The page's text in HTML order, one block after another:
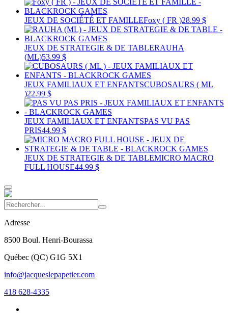
JEUX DE SOCIÉTÉ ET FAMILLEFoxy ( FR )28.99 $
JEUX DE STRATEGIE & DE TABLERAUHA
(ML)53.99 $
JEUX FAMILIAUX ET ENFANTSCUBOSAURS ( ML
)22.99 $
JEUX FAMILIAUX ET ENFANTSPAS VU PAS
PRIS44.99 $
JEUX DE STRATEGIE & DE TABLEMICRO MACRO
FULL HOUSE44.99 $
Adresse
8500 Boul. Henri-Bourassa
Québec (QC) G1G 5X1
info@jacqueslepapetier.com
418 628-4335